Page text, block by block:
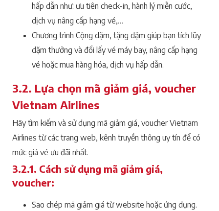
hấp dẫn như: ưu tiên check-in, hành lý miễn cước,
dịch vụ nâng cấp hạng vé,…
Chương trình Cộng dặm, tặng dặm giúp bạn tích lũy
dặm thưởng và đổi lấy vé máy bay, nâng cấp hạng
vé hoặc mua hàng hóa, dịch vụ hấp dẫn.
3.2. Lựa chọn mã giảm giá, voucher
Vietnam Airlines
Hãy tìm kiếm và sử dụng mã giảm giá, voucher Vietnam
Airlines từ các trang web, kênh truyền thông uy tín để có
mức giá vé ưu đãi nhất.
3.2.1. Cách sử dụng mã giảm giá,
voucher:
Sao chép mã giảm giá từ website hoặc ứng dụng.